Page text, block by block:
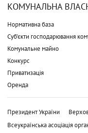
КОМУНАЛЬНА
Нормативна база
Суб'єкти господарювання
Комунальне майно
Конкурс
Приватизація
Оренда
Президент України
Всеукраїнська асоціація